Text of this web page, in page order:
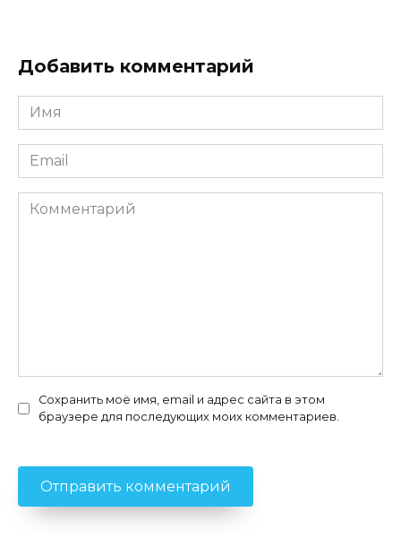
Добавить комментарий
Имя
*
Email
*
Комментарий
Сохранить моё имя, email и адрес сайта в этом
браузере для последующих моих комментариев.